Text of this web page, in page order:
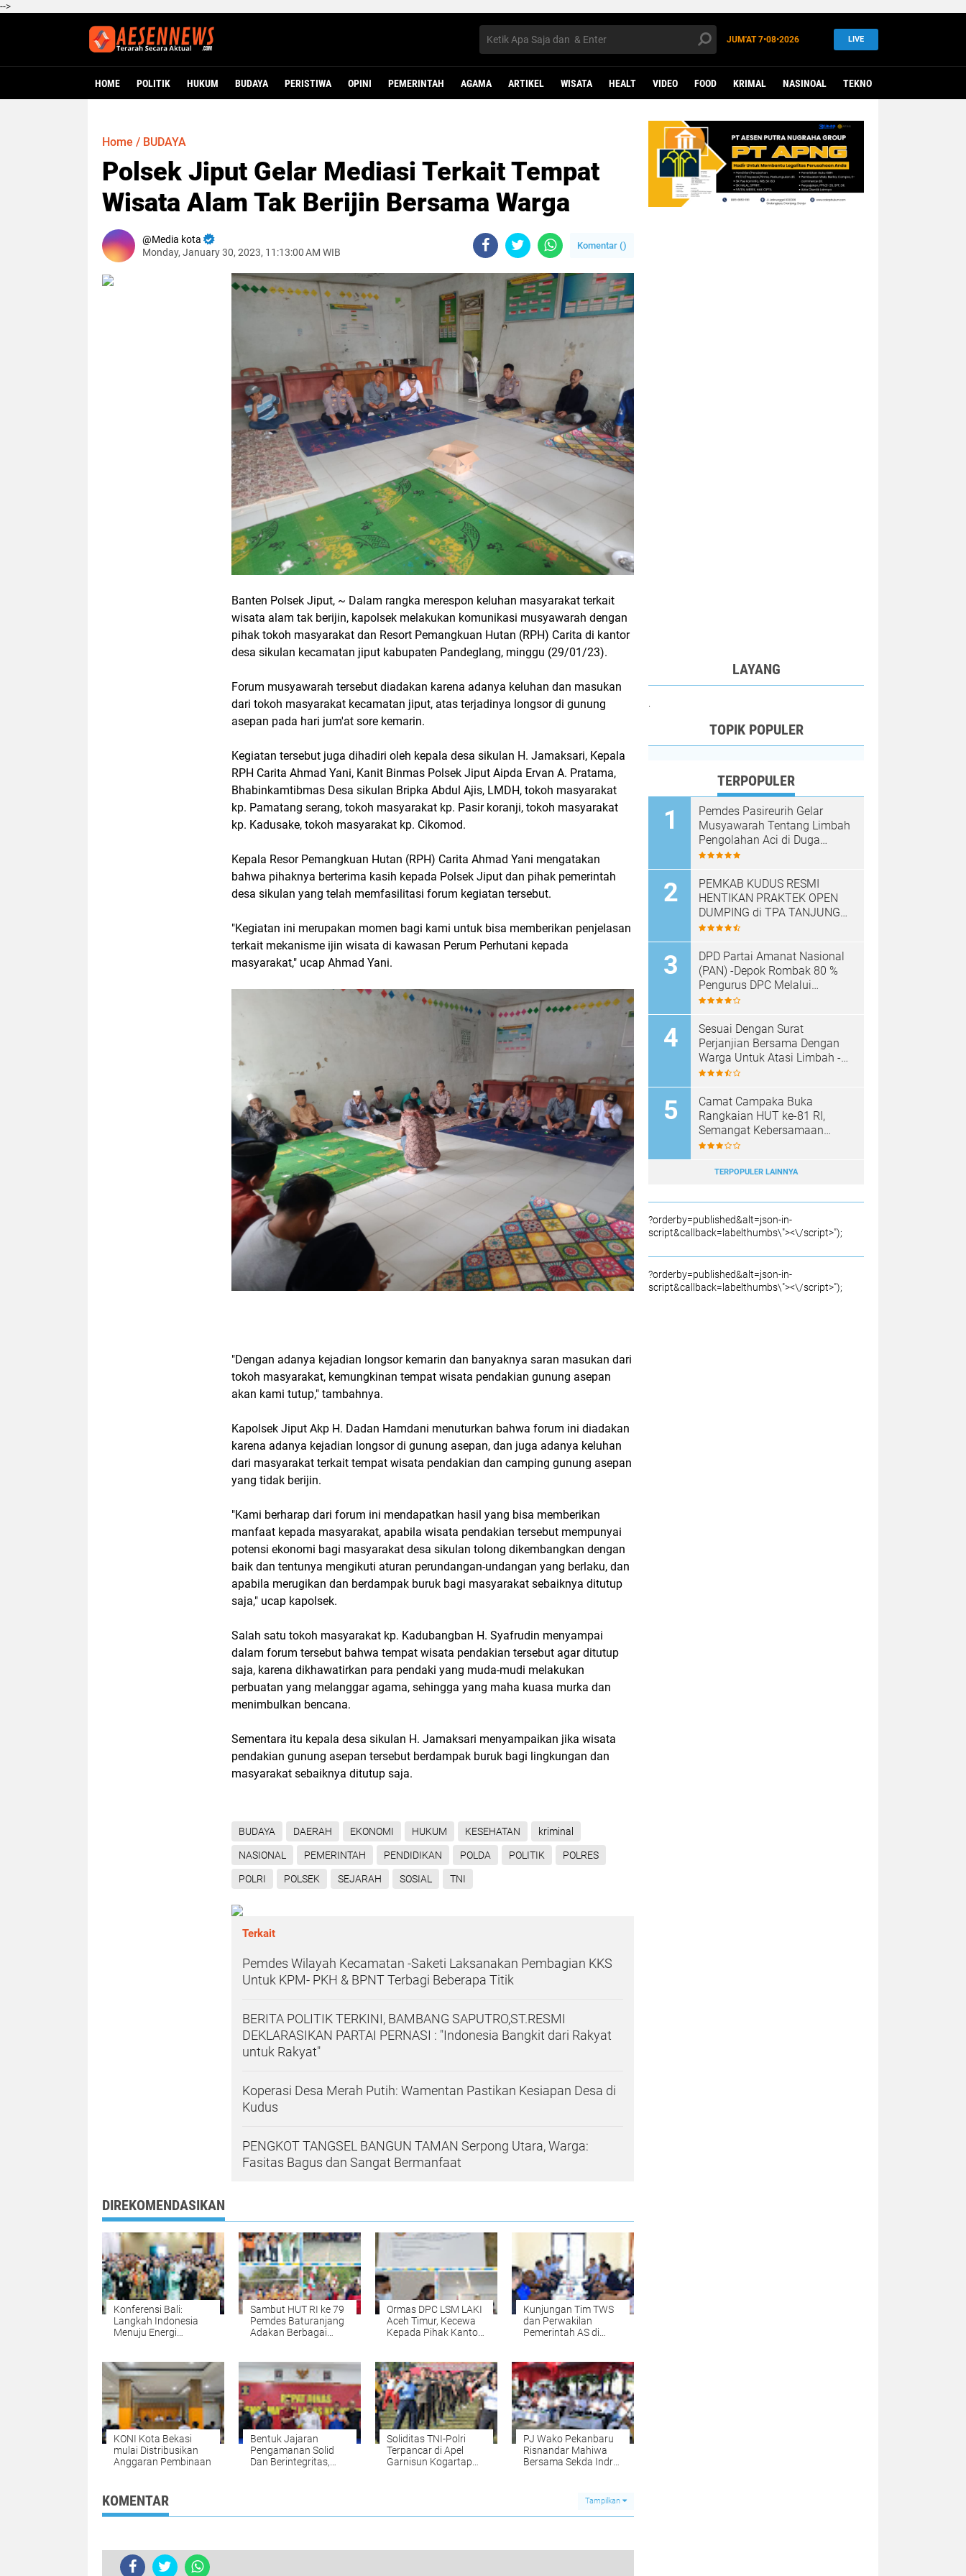
-->
JUM'AT7•08•2026 LIVE
HOME POLITIK HUKUM BUDAYA PERISTIWA OPINI PEMERINTAH AGAMA ARTIKEL WISATA HEALT VIDEO FOOD KRIMAL NASINOAL TEKNO
Home / BUDAYA
Polsek Jiput Gelar Mediasi Terkait Tempat
Wisata Alam Tak Berijin Bersama Warga
Media kota
Monday, January 30, 2023, 11:13:00 AM WIB
Komentar ()
Banten Polsek Jiput, ~ Dalam rangka merespon keluhan masyarakat terkait
wisata alam tak berijin, kapolsek melakukan komunikasi musyawarah dengan
pihak tokoh masyarakat dan Resort Pemangkuan Hutan (RPH) Carita di kantor
desa sikulan kecamatan jiput kabupaten Pandeglang, minggu (29/01/23).
Forum musyawarah tersebut diadakan karena adanya keluhan dan masukan
dari tokoh masyarakat kecamatan jiput, atas terjadinya longsor di gunung
asepan pada hari jum'at sore kemarin.
Kegiatan tersebut juga dihadiri oleh kepala desa sikulan H. Jamaksari, Kepala
RPH Carita Ahmad Yani, Kanit Binmas Polsek Jiput Aipda Ervan A. Pratama,
Bhabinkamtibmas Desa sikulan Bripka Abdul Ajis, LMDH, tokoh masyarakat
kp. Pamatang serang, tokoh masyarakat kp. Pasir koranji, tokoh masyarakat
kp. Kadusake, tokoh masyarakat kp. Cikomod.
Kepala Resor Pemangkuan Hutan (RPH) Carita Ahmad Yani mengatakan
bahwa pihaknya berterima kasih kepada Polsek Jiput dan pihak pemerintah
desa sikulan yang telah memfasilitasi forum kegiatan tersebut.
"Kegiatan ini merupakan momen bagi kami untuk bisa memberikan penjelasan
terkait mekanisme ijin wisata di kawasan Perum Perhutani kepada
masyarakat," ucap Ahmad Yani.
"Dengan adanya kejadian longsor kemarin dan banyaknya saran masukan dari
tokoh masyarakat, kemungkinan tempat wisata pendakian gunung asepan
akan kami tutup," tambahnya.
Kapolsek Jiput Akp H. Dadan Hamdani menuturkan bahwa forum ini diadakan
karena adanya kejadian longsor di gunung asepan, dan juga adanya keluhan
dari masyarakat terkait tempat wisata pendakian dan camping gunung asepan
yang tidak berijin.
"Kami berharap dari forum ini mendapatkan hasil yang bisa memberikan
manfaat kepada masyarakat, apabila wisata pendakian tersebut mempunyai
potensi ekonomi bagi masyarakat desa sikulan tolong dikembangkan dengan
baik dan tentunya mengikuti aturan perundangan-undangan yang berlaku, dan
apabila merugikan dan berdampak buruk bagi masyarakat sebaiknya ditutup
saja," ucap kapolsek.
Salah satu tokoh masyarakat kp. Kadubangban H. Syafrudin menyampai
dalam forum tersebut bahwa tempat wisata pendakian tersebut agar ditutup
saja, karena dikhawatirkan para pendaki yang muda-mudi melakukan
perbuatan yang melanggar agama, sehingga yang maha kuasa murka dan
menimbulkan bencana.
Sementara itu kepala desa sikulan H. Jamaksari menyampaikan jika wisata
pendakian gunung asepan tersebut berdampak buruk bagi lingkungan dan
masyarakat sebaiknya ditutup saja.
BUDAYA DAERAH EKONOMI HUKUM KESEHATAN kriminal
NASIONAL PEMERINTAH PENDIDIKAN POLDA POLITIK POLRES
POLRI POLSEK SEJARAH SOSIAL TNI
Terkait
Pemdes Wilayah Kecamatan -Saketi Laksanakan Pembagian KKS
Untuk KPM- PKH & BPNT Terbagi Beberapa Titik
BERITA POLITIK TERKINI, BAMBANG SAPUTRO,ST.RESMI
DEKLARASIKAN PARTAI PERNASI : "Indonesia Bangkit dari Rakyat
untuk Rakyat"
Koperasi Desa Merah Putih: Wamentan Pastikan Kesiapan Desa di
Kudus
PENGKOT TANGSEL BANGUN TAMAN Serpong Utara, Warga:
Fasitas Bagus dan Sangat Bermanfaat
DIREKOMENDASIKAN
Konferensi Bali:
Langkah Indonesia
Menuju Energi
Sambut HUT RI ke 79
Pemdes Baturanjang
Adakan Berbagai
Ormas DPC LSM LAKI
Aceh Timur, Kecewa
Kepada Pihak Kantor
Kunjungan Tim TWS
dan Perwakilan
Pemerintah AS di
KONI Kota Bekasi
mulai Distribusikan
Anggaran Pembinaan
Bentuk Jajaran
Pengamanan Solid
Dan Berintegritas,
Soliditas TNI-Polri
Terpancar di Apel
Garnisun Kogartap
PJ Wako Pekanbaru
Risnandar Mahiwa
Bersama Sekda Indra
Qurban di MPP
KOMENTAR Tampilkan
LAYANG
TOPIK POPULER
TERPOPULER
Pemdes Pasireurih Gelar
Musyawarah Tentang Limbah
Pengolahan Aci di Duga
Cemari Sungai Cisata
Sementara
PEMKAB KUDUS RESMI
HENTIKAN PRAKTEK OPEN
DUMPING di TPA TANJUNG
REJO, KEC.JEKULO
SISTEM PENGELOLAAN
SAMPAH BARU
DPD Partai Amanat Nasional
(PAN) -Depok Rombak 80 %
Pengurus DPC Melalui
Muscab "
Sesuai Dengan Surat
Perjanjian Bersama Dengan
Warga Untuk Atasi Limbah -
Pabrik Aci Giat Perbaiki Kobak
Camat Campaka Buka
Rangkaian HUT ke-81 RI,
Semangat Kebersamaan
Warnai Senam Massal dan
DesaTERPOPULER LAINNYA
?orderby=published&alt=json-in-
script&callback=labelthumbs\"><\/script>");
?orderby=published&alt=json-in-
script&callback=labelthumbs\"><\/script>");